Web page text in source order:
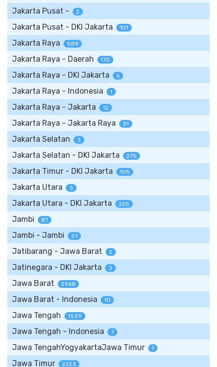
Jakarta Pusat - 2
Jakarta Pusat - DKI Jakarta 101
Jakarta Raya 589
Jakarta Raya - Daerah 170
Jakarta Raya - DKI Jakarta 6
Jakarta Raya - Indonesia 1
Jakarta Raya - Jakarta 12
Jakarta Raya - Jakarta Raya 31
Jakarta Selatan 3
Jakarta Selatan - DKI Jakarta 275
Jakarta Timur - DKI Jakarta 105
Jakarta Utara 3
Jakarta Utara - DKI Jakarta 225
Jambi 87
Jambi - Jambi 51
Jatibarang - Jawa Barat 2
Jatinegara - DKI Jakarta 3
Jawa Barat 2968
Jawa Barat - Indonesia 10
Jawa Tengah 1539
Jawa Tengah - Indonesia 7
Jawa TengahYogyakartaJawa Timur 1
Jawa Timur 2223